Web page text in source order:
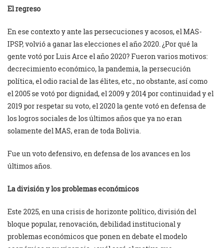
El regreso
En ese contexto y ante las persecuciones y acosos, el MAS-
IPSP, volvió a ganar las elecciones el año 2020. ¿Por qué la
gente votó por Luis Arce el año 2020? Fueron varios motivos:
decrecimiento económico, la pandemia, la persecución
política, el odio racial de las élites, etc., no obstante, así como
el 2005 se votó por dignidad, el 2009 y 2014 por continuidad y el
2019 por respetar su voto, el 2020 la gente votó en defensa de
los logros sociales de los últimos años que ya no eran
solamente del MAS, eran de toda Bolivia.
Fue un voto defensivo, en defensa de los avances en los
últimos años.
La división y los problemas económicos
Este 2025, en una crisis de horizonte político, división del
bloque popular, renovación, debilidad institucional y
problemas económicos que ponen en debate el modelo